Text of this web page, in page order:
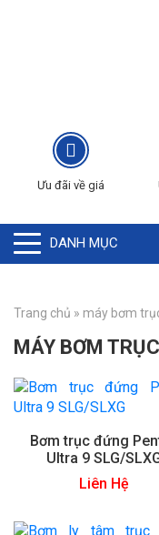
Ưu đãi về giá
DANH MỤC
Trang chủ » máy bơm
MÁY BƠM
Bơm trục đứng
Ultra 9 SLG/
Liên Hệ